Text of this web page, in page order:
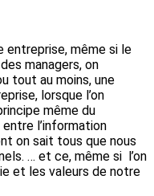
entreprise, même si le
managers, on
tout au moins, une
lorsque l’on
même du
l’information
on sait tous que nous
… et ce, même si l’on
et les valeurs de notre